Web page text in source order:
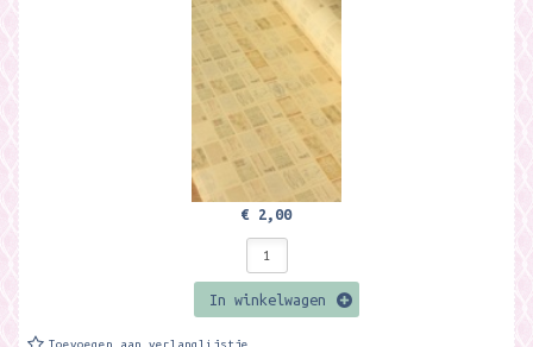
€ 2,00
In winkelwagen
Toevoegen aan verlanglijstje